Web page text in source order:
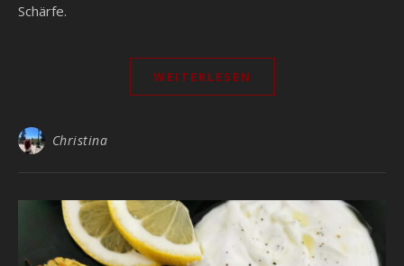
Schärfe.
WEITERLESEN
Christina